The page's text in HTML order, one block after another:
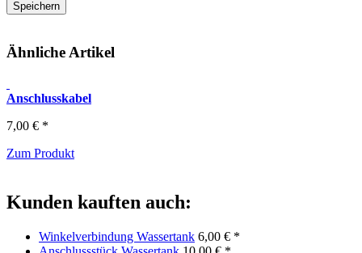
Ähnliche Artikel
Anschlusskabel
7,00 € *
Zum Produkt
Kunden kauften auch:
Winkelverbindung Wassertank 6,00 € *